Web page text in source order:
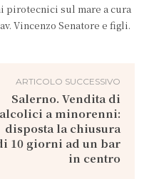
pirotecnici sul mare a cura
Vincenzo Senatore e figli.
ARTICOLO SUCCESSIVO
Salerno. Vendita di
alcolici a minorenni:
disposta la chiusura
10 giorni ad un bar
in centro